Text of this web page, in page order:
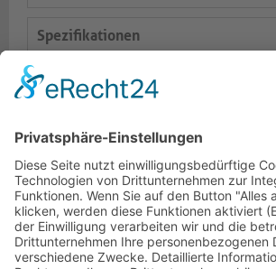
Spezifikationen
Lieferumfang
Varianten
Dokumente